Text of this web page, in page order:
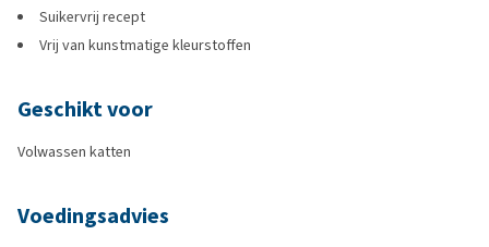
Suikervrij recept
Vrij van kunstmatige kleurstoffen
Geschikt voor
Volwassen katten
Voedingsadvies